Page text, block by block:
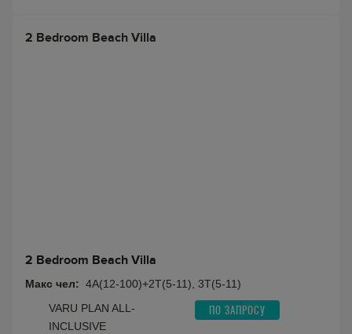
2 Bedroom Beach Villa
2 Bedroom Beach Villa
Макс чел: 4A(12-100)+2T(5-11), 3T(5-11)
VARU PLAN ALL-
INCLUSIVE
ПО ЗАПРОСУ